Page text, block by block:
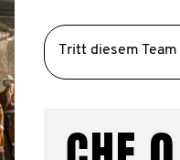
Tritt diesem Team